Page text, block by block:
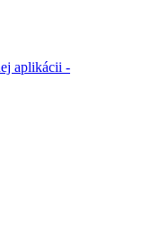
aplikácii -